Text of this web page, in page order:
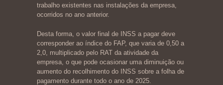
trabalho existentes nas instalações da empresa,
ocorridos no ano anterior.
Desta forma, o valor final de INSS a pagar deve
corresponder ao índice do FAP, que varia de 0,50 a
2,0, multiplicado pelo RAT da atividade da
empresa, o que pode ocasionar uma diminuição ou
aumento do recolhimento do INSS sobre a folha de
pagamento durante todo o ano de 2025.